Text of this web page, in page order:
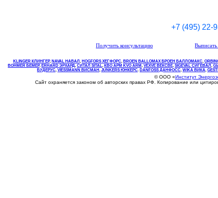
+7 (495) 22-
Получить консультацию
KLINGER КЛИНГЕР, NAVAL НАВАЛ , НOGFORS ХЕГФОРС, BROEN BALLOMAX БРОЕН БАЛЛОМАКС,
BOHMER БЕМЕР, ERHARD ЭРХАРД, СИТАЛ SITAL, КВО АРМ KVO ARM, VEXVE ВЕКСВЕ, SIGEVAL СИГЕВАЛ ,
БУДЕРУС, VIESSMANN ВИСМАН , JUNKERS ЮНКЕРС. DANFOSS ДАНФОСС, WIKA ВИКА,
© ООО «Институт
Сайт охраняется законом об авторских правах РФ. Копирование или